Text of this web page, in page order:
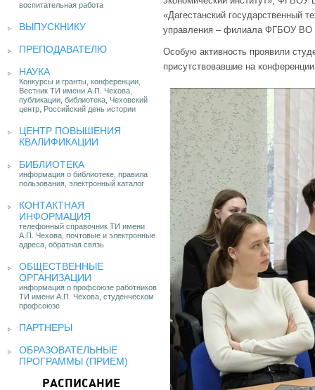
воспитательная работа
ВЫПУСКНИКУ
ПРЕПОДАВАТЕЛЮ
НАУКА
Конкурсы и гранты, конференции,
Вестник ТИ имени А.П. Чехова,
публикации, библиотека, Чеховский
центр, Российский день истории
ЦЕНТР ПОВЫШЕНИЯ
КВАЛИФИКАЦИИ
БИБЛИОТЕКА
информация о библиотеке, правила
пользования, электронный каталог
КОНТАКТНАЯ
ИНФОРМАЦИЯ
телефонный справочник ТИ имени
А.П. Чехова, почтовые и электронные
адреса, обратная связь
ОБЩЕСТВЕННЫЕ
ОРГАНИЗАЦИИ
информация о профсоюзе работников
ТИ имени А.П. Чехова, студенческом
профсоюзе
ПАРТНЕРЫ
ОБРАЗОВАТЕЛЬНЫЕ
ПРОГРАММЫ (ПРИЕМ)
РАСПИСАНИЕ
«Дагестанский государственный
управления – филиала ФГБОУ
Особую активность проявили
присутствовавшие на